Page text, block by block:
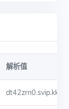
解析值